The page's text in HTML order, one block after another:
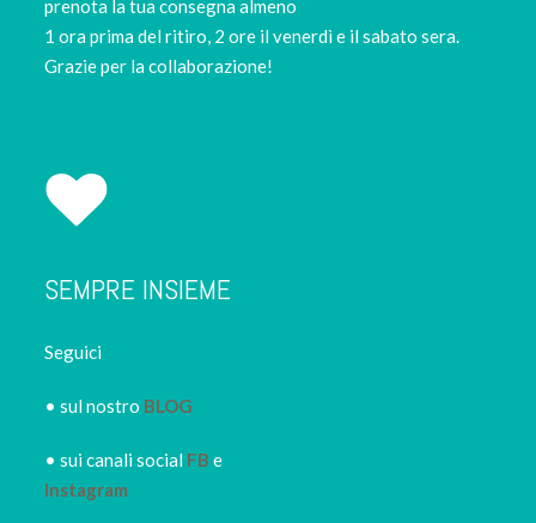
prenota la tua consegna almeno
1 ora prima del ritiro, 2 ore il venerdì e il sabato sera.
Grazie per la collaborazione!
SEMPRE INSIEME
Seguici
• sul nostro BLOG
• sui canali social FB e
Instagram